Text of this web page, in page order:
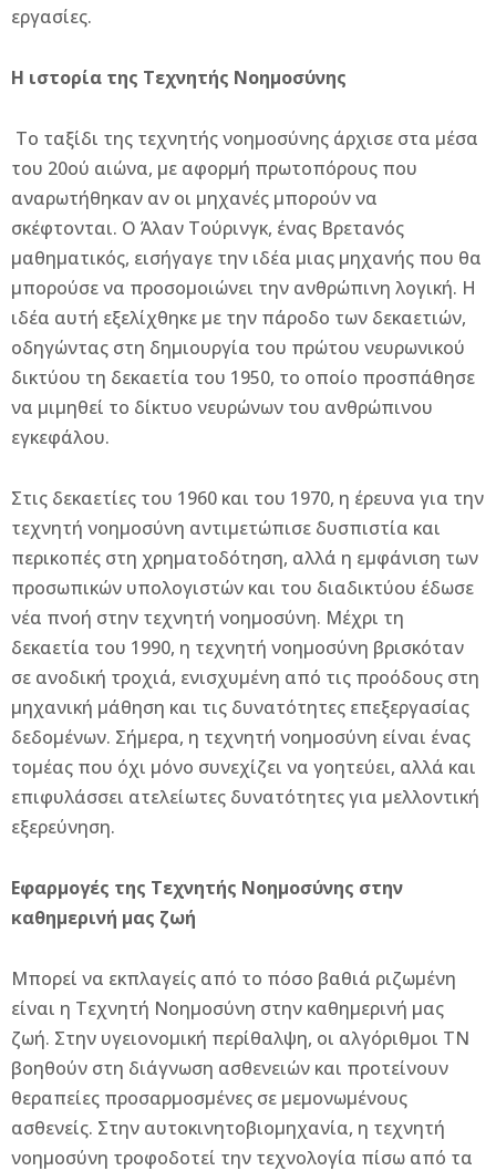
εργασίες.
Η ιστορία της Τεχνητής Νοημοσύνης
Το ταξίδι της τεχνητής νοημοσύνης άρχισε στα μέσα
του 20ού αιώνα, με αφορμή πρωτοπόρους που
αναρωτήθηκαν αν οι μηχανές μπορούν να
σκέφτονται. Ο Άλαν Τούρινγκ, ένας Βρετανός
μαθηματικός, εισήγαγε την ιδέα μιας μηχανής που θα
μπορούσε να προσομοιώνει την ανθρώπινη λογική. Η
ιδέα αυτή εξελίχθηκε με την πάροδο των δεκαετιών,
οδηγώντας στη δημιουργία του πρώτου νευρωνικού
δικτύου τη δεκαετία του 1950, το οποίο προσπάθησε
να μιμηθεί το δίκτυο νευρώνων του ανθρώπινου
εγκεφάλου.
Στις δεκαετίες του 1960 και του 1970, η έρευνα για την
τεχνητή νοημοσύνη αντιμετώπισε δυσπιστία και
περικοπές στη χρηματοδότηση, αλλά η εμφάνιση των
προσωπικών υπολογιστών και του διαδικτύου έδωσε
νέα πνοή στην τεχνητή νοημοσύνη. Μέχρι τη
δεκαετία του 1990, η τεχνητή νοημοσύνη βρισκόταν
σε ανοδική τροχιά, ενισχυμένη από τις προόδους στη
μηχανική μάθηση και τις δυνατότητες επεξεργασίας
δεδομένων. Σήμερα, η τεχνητή νοημοσύνη είναι ένας
τομέας που όχι μόνο συνεχίζει να γοητεύει, αλλά και
επιφυλάσσει ατελείωτες δυνατότητες για μελλοντική
εξερεύνηση.
Εφαρμογές της Τεχνητής Νοημοσύνης στην
καθημερινή μας ζωή
Μπορεί να εκπλαγείς από το πόσο βαθιά ριζωμένη
είναι η Τεχνητή Νοημοσύνη στην καθημερινή μας
ζωή. Στην υγειονομική περίθαλψη, οι αλγόριθμοι ΤΝ
βοηθούν στη διάγνωση ασθενειών και προτείνουν
θεραπείες προσαρμοσμένες σε μεμονωμένους
ασθενείς. Στην αυτοκινητοβιομηχανία, η τεχνητή
νοημοσύνη τροφοδοτεί την τεχνολογία πίσω από τα